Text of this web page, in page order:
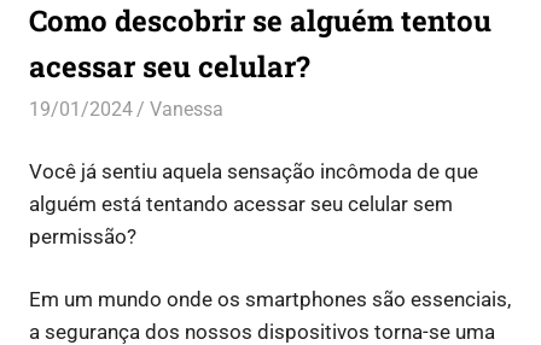
Como descobrir se alguém tentou
acessar seu celular?
19/01/2024 Vanessa
Você já sentiu aquela sensação incômoda de que
alguém está tentando acessar seu celular sem
permissão?
Em um mundo onde os smartphones são essenciais,
a segurança dos nossos dispositivos torna-se uma